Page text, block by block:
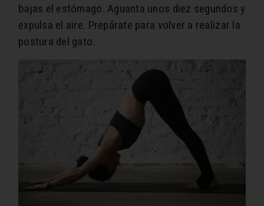
bajas el estómago. Aguanta unos diez segundos y
expulsa el aire. Prepárate para volver a realizar la
postura del gato.